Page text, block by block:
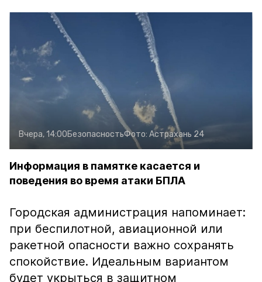
Вчера, 14:00БезопасностьФото: Астрахань 24
Информация в памятке касается и
поведения во время атаки БПЛА
Городская администрация напоминает:
при беспилотной, авиационной или
ракетной опасности важно сохранять
спокойствие. Идеальным вариантом
будет укрыться в защитном